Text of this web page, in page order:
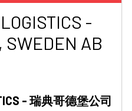
-
SWEDEN AB
- 瑞典哥德堡公司